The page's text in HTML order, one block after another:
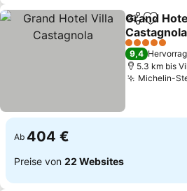
TeilenZu
Grand
Castagnola
Preise sehen
5 Sterne
9,4
5.3 km bis
Michelin-
Ab 404 €
Preise von 22 Websites